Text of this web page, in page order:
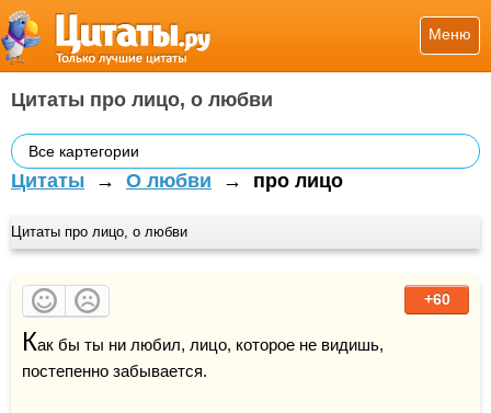
Меню
Цитаты про лицо, о любви
Все картегории
Цитаты → О любви → про лицо
Цитаты про лицо, о любви
+60
Как бы ты ни любил, лицо, которое не видишь,
постепенно забывается.